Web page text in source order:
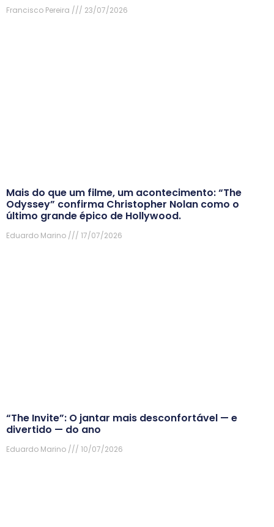
Francisco Pereira 23/07/2026
Mais do que um filme, um acontecimento: “The
Odyssey” confirma Christopher Nolan como o
último grande épico de Hollywood.
Eduardo Marino 17/07/2026
“The Invite”: O jantar mais desconfortável — e
divertido — do ano
Eduardo Marino 10/07/2026